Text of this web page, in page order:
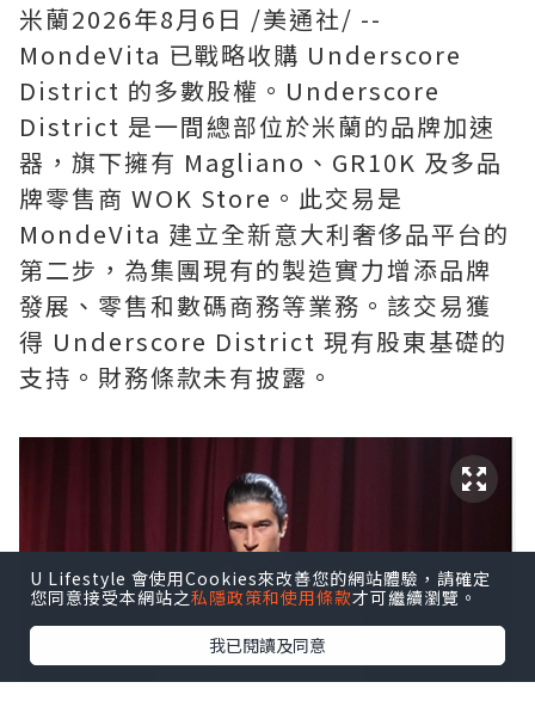
米蘭2026年8月6日 /美通社/ --
MondeVita 已戰略收購 Underscore
District 的多數股權。Underscore
District 是一間總部位於米蘭的品牌加速
器，旗下擁有 Magliano、GR10K 及多品
牌零售商 WOK Store。此交易是
MondeVita 建立全新意大利奢侈品平台的
第二步，為集團現有的製造實力增添品牌
發展、零售和數碼商務等業務。該交易獲
得 Underscore District 現有股東基礎的
支持。財務條款未有披露。
U Lifestyle 會使用Cookies來改善您的網站體驗，請確定
您同意接受本網站之私隱政策和使用條款才可繼續瀏覽。
我已閱讀及同意